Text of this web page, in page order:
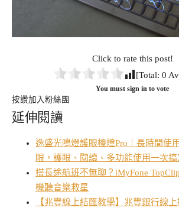
Click to rate this post!
[Total: 0
You must sign in to vote
按讚加入粉絲團
延伸閱讀
逸盛光鳴燈護眼檯燈Pro｜長時間使
眼，護眼、閱讀、多功能使用一次搞
搭長途航班不無聊？iMyFone
機聽音樂救星
【兆豐線上結匯教學】兆豐銀行線